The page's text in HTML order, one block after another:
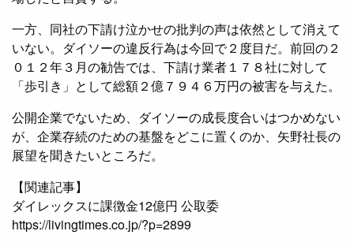
一方、同社の下請け泣かせの批判の声は依然として消えて
いない。ダイソーの違反行為は今回で２度目だ。前回の２
０１２年３月の勧告では、下請け業者１７８社に対して
「歩引き」として総額２億７９４６万円の被害を与えた。
公開企業でないため、ダイソーの成長度合いはつかめない
が、企業存続のための基盤をどこに置くのか、矢野社長の
展望を聞きたいところだ。
【関連記事】
ダイレックスに課徴金12億円 公取委
https://livingtimes.co.jp/?p=2899